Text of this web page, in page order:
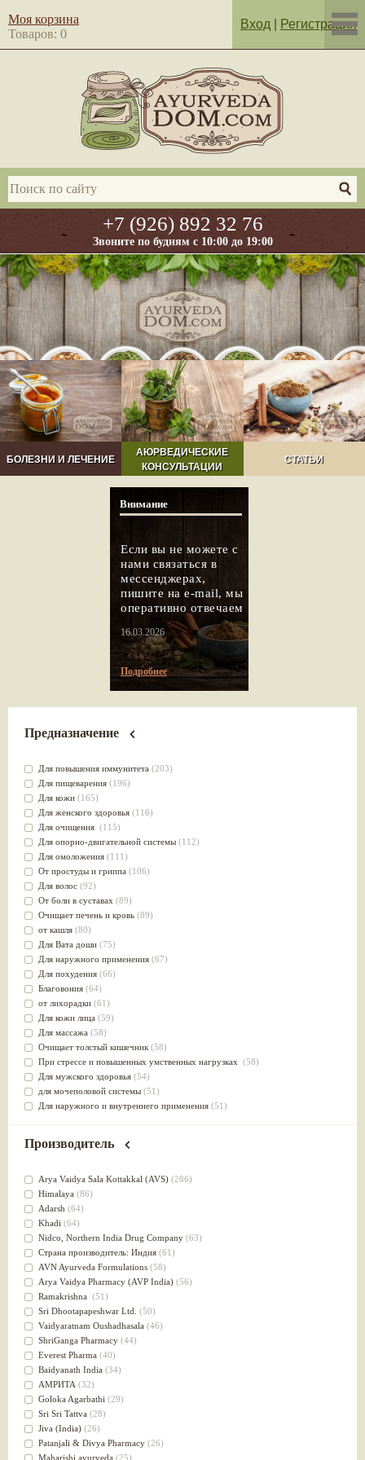
+7 (926) 892 32 76
Звоните по будням с 10:00 до 19:00
Моя корзина
Товаров: 0
Вход Регистрация
БОЛЕЗНИ И ЛЕЧЕНИЕ
АЮРВЕДИЧЕСКИЕ
КОНСУЛЬТАЦИИ
СТАТЬИ
Внимание
Если вы не можете с
нами связаться в
мессенджерах,
пишите на e-mail, мы
оперативно отвечаем
16.03.2026
Подробнее
Предназначение
Для повышения иммунитета (203)
Для пищеварения (196)
Для кожи (165)
Для женского здоровья (116)
Для очищения (115)
Для опорно-двигательной системы (112)
Для омоложения (111)
От простуды и гриппа (106)
Для волос (92)
От боли в суставах (89)
Очищает печень и кровь (89)
от кашля (80)
Для Вата доши (75)
Для наружного применения (67)
Для похудения (66)
Благовония (64)
от лихорадки (61)
Для кожи лица (59)
Для массажа (58)
Очищает толстый кишечник(58)
При стрессе и повышенных умственных нагрузках (58)
Для мужского здоровья (54)
для мочеполовой системы (51)
Для наружного и внутреннего применения (51)
Для стабилизации деятельности ЦНС
Лечит опухоли и отеки(46)
Для медитации
выводит токсины
Для здоровья печени
Для тела(39)
для очищения крови(38)
При диабете(38)
Антиоксидант(37)
Для Капха(Кафа) доши
От паразитов(37)
При расстройстве желудка (36)
Успокоительное(36)
Для глаз(34)
от геморроя(34)
Противовоспалительное
Для Питта доши(32)
Для сердца(32)
Для сосудов головного мозга
Для полости рта(32)
Дефицит железа(31)
Производитель
Arya Vaidya Sala Kottakkal (AVS) (286)
Himalaya (86)
Adarsh (64)
Khadi (64)
Nidсo, Northern India Drug Company (63)
Страна производитель: Индия (61)
AVN Ayurveda Formulations (58)
Arya Vaidya Pharmacy (AVP India) (56)
Ramakrishna (51)
Sri Dhootapapeshwar Ltd. (50)
Vaidyaratnam Oushadhasala (46)
ShriGanga Pharmacy (44)
Everest Pharma (40)
Baidyanath India (34)
АМРИТА (32)
Goloka Agarbathi (29)
Sri Sri Tattva (28)
Jiva (India) (26)
Patanjali & Divya Pharmacy (26)
Maharishi ayurveda (25)